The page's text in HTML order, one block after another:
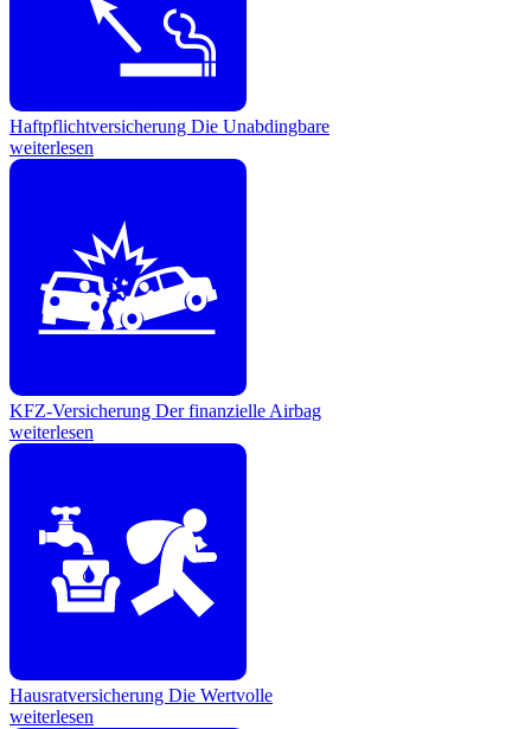
Haftpflichtversicherung Die Unabdingbare
weiterlesen
KFZ-Versicherung Der finanzielle Airbag
weiterlesen
Hausratversicherung Die Wertvolle
weiterlesen